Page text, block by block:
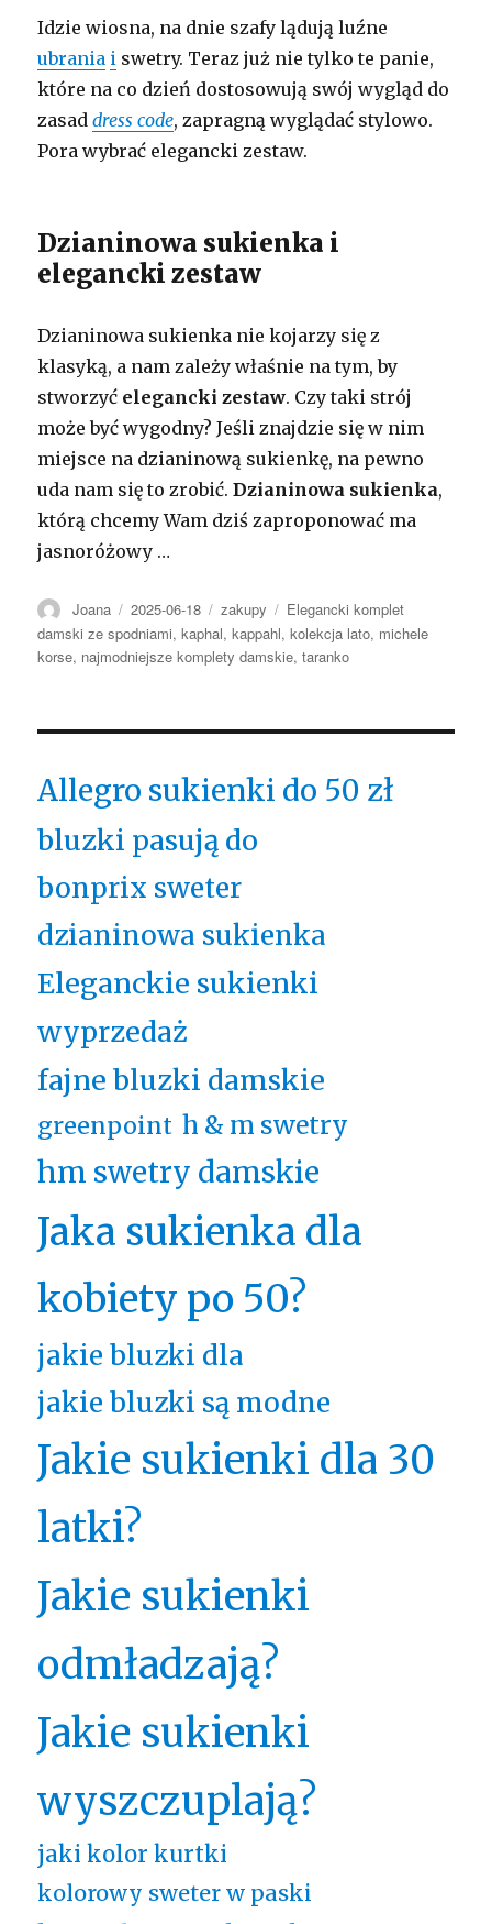
Idzie wiosna, na dnie szafy lądują luźne
ubrania i swetry. Teraz już nie tylko te panie,
które na co dzień dostosowują swój wygląd do
zasaddress code, zapragną wyglądać stylowo.
Pora wybrać elegancki zestaw.
Dzianinowa sukienka i
elegancki zestaw
Dzianinowa sukienka nie kojarzy się z
klasyką, a nam zależy właśnie na tym, by
stworzyć elegancki zestaw. Czy taki strój
może być wygodny? Jeśli znajdzie się w nim
miejsce na dzianinową sukienkę, na pewno
uda nam się to zrobić.Dzianinowa sukienka,
którą chcemy Wam dziś zaproponować ma
jasnoróżowy …
Autor
Joana Opublikowano
2025-06-18 Kategorie
zakupy Tagi
Elegancki komplet
damski ze spodniami,kaphal,kappahl,kolekcja lato, michele
korse, najmodniejsze komplety damskie,taranko
Allegro sukienki do 50 zł
bluzki pasują do
bonprix sweter
dzianinowa sukienka
Eleganckie sukienki
wyprzedaż
fajne bluzki damskie
greenpoint h & m swetry
hm swetry damskie
Jaka sukienka dla
kobiety po 50?
jakie bluzki dla
jakie bluzki są modne
Jakie sukienki dla 30
latki?
Jakie sukienki
odmładzają?
Jakie sukienki
wyszczuplają?
jaki kolor kurtki
kolorowy sweter w paski